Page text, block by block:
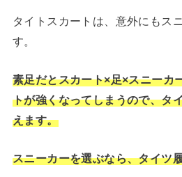
タイトスカートは、意外にもス
す。
素足だとスカート×足×スニーカ
トが強くなってしまうので、タ
えます。
スニーカーを選ぶなら、タイツ